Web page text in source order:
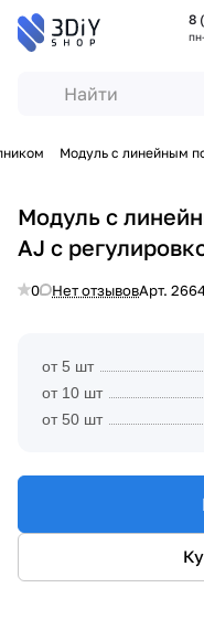
8
Модуль с линейным
Модуль с
AJ с
0 Нет отзывовАрт.
от 5 шт
от 10 шт
от 50 шт